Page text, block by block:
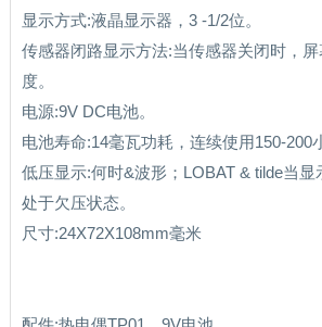
显示方式:液晶显示器，3 -1/2位。
传感器闭路显示方法:当传感器关闭时，
度。
电源:9V DC电池。
电池寿命:14毫瓦功耗，连续使用150-200
低压显示:何时&波形；LOBAT & tilde当
处于欠压状态。
尺寸:24X72X108mm毫米